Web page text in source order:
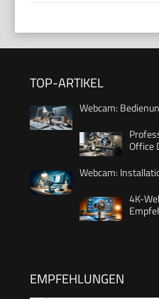
TOP-ARTIKEL
Webcam:
Office
Webcam:
4K-
EMPFEHLUNGEN